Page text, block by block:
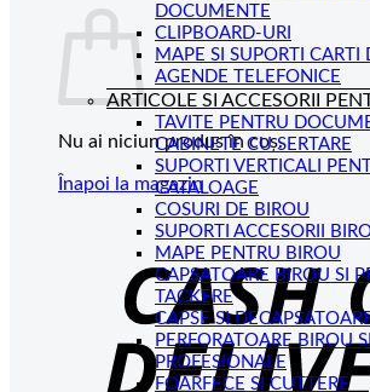
Nu ai niciun produs în coș.
Înapoi la magazin
DOCUMENTE
CLIPBOARD-URI
MAPE SI SUPORTI CARTI
AGENDE TELEFONICE
ARTICOLE SI ACCESORII
TAVITE PENTRU
CABINETE CU SERTARE
SUPORTI VERTICALI
CATALOAGE
COSURI DE BIROU
SUPORTI ACCESORII
MAPE PENTRU BIROU
CAPSATOARE BIROU SI
TACKERE
CAPSE SI
PERFORATOARE BIROU
PROFESIONALE
FOARFECE SI CUTTERE